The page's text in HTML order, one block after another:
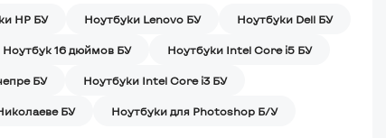
HP БУ Ноутбуки Lenovo БУ Ноутбуки Dell БУ
Ноутбук 16 дюймов БУ Ноутбуки Intel Core i5 БУ
БУ Ноутбуки Intel Core i3 БУ
БУ Ноутбуки для Photoshop Б/У